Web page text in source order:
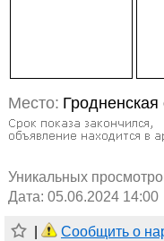
Место:
Уникальных
Дата: 05.06.2024 14:00
Сообщить о